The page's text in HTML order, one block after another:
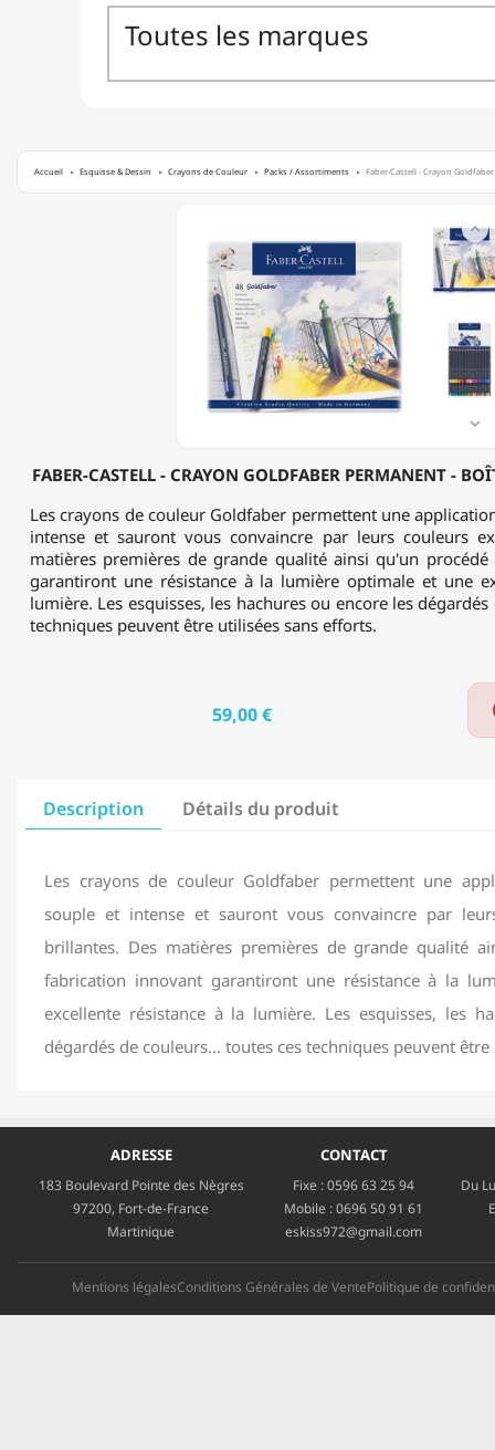
Accueil Esquisse & Dessin Crayons de Couleur Packs / Assortiments Faber-Castell - Crayon
FABER-CASTELL - CRAYON GOLDFABER PERMANENT -


Les crayons de couleur Goldfaber permettent une
intense et sauront vous convaincre par leurs couleurs
matières premières de grande qualité ainsi qu'un
garantiront une résistance à la lumière optimale et une
lumière. Les esquisses, les hachures ou encore les
techniques peuvent être utilisées sans efforts.
59,00 €
Description Détails du produit
Les crayons de couleur Goldfaber permettent une
souple et intense et sauront vous convaincre par
brillantes. Des matières premières de grande qualité
fabrication innovant garantiront une résistance à la
excellente résistance à la lumière. Les esquisses, les
dégardés de couleurs... toutes ces techniques peuvent
ADRESSE
183 Boulevard Pointe des Nègres
97200, Fort-de-France
Martinique
CONTACT
Fixe :0596 63 25 94
Mobile :0696 50 91 61
eskiss972@gmail.com
Du
Mentions légalesConditions Générales de VentePolitique de